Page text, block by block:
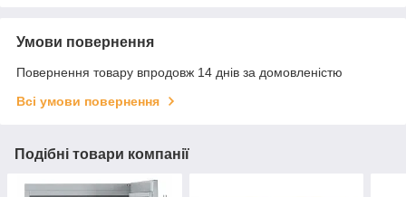
Умови повернення
Повернення товару впродовж 14 днів за домовленістю
Всі умови повернення
Подібні товари компанії